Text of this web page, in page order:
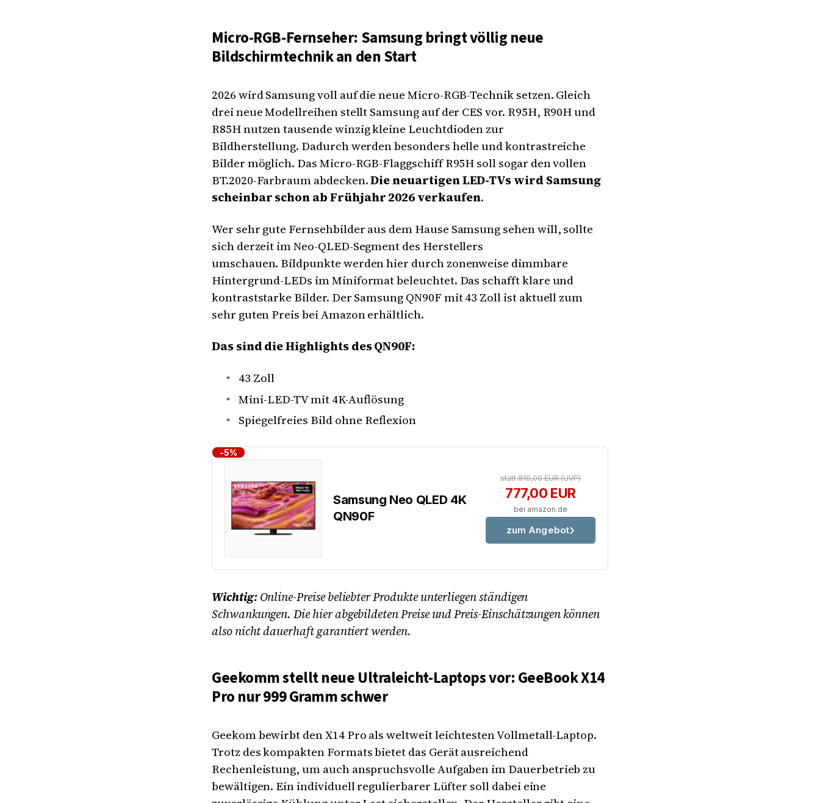
Micro-RGB-Fernseher: Samsung bringt völlig neue
Bildschirmtechnik an den Start
2026 wird Samsung voll auf die neue Micro-RGB-Technik setzen. Gleich
drei neue Modellreihen stellt Samsung auf der CES vor. R95H, R90H und
R85H nutzen tausende winzig kleine Leuchtdioden zur
Bildherstellung. Dadurch werden besonders helle und kontrastreiche
Bilder möglich. Das Micro-RGB-Flaggschiff R95H soll sogar den vollen
BT.2020-Farbraum abdecken.Die neuartigen LED-TVs wird Samsung
scheinbar schon ab Frühjahr 2026 verkaufen.
Wer sehr gute Fernsehbilder aus dem Hause Samsung sehen will, sollte
sich derzeit im Neo-QLED-Segment des Herstellers
umschauen. Bildpunkte werden hier durch zonenweise dimmbare
Hintergrund-LEDs im Miniformat beleuchtet. Das schafft klare und
kontraststarke Bilder. Der Samsung QN90F mit 43 Zoll ist aktuell zum
sehr guten Preis bei Amazon erhältlich.
Das sind die Highlights des QN90F:
43 Zoll
Mini-LED-TV mit 4K-Auflösung
Spiegelfreies Bild ohne Reflexion
-5%
Samsung Neo QLED 4K
QN90F
statt 819,00 EUR(UVP)
777,00 EUR
bei amazon.de
zum Angebot
Wichtig:Online-Preise beliebter Produkte unterliegen ständigen
Schwankungen. Die hier abgebildeten Preise und Preis-Einschätzungen können
also nicht dauerhaft garantiert werden.
Geekomm stellt neue Ultraleicht-Laptops vor: GeeBook X14
Pro nur 999 Gramm schwer
Geekom bewirbt den X14 Pro als weltweit leichtesten Vollmetall-Laptop.
Trotz des kompakten Formats bietet das Gerät ausreichend
Rechenleistung, um auch anspruchsvolle Aufgaben im Dauerbetrieb zu
bewältigen. Ein individuell regulierbarer Lüfter soll dabei eine